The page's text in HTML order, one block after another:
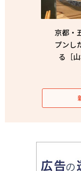
京都・
プンし
る［